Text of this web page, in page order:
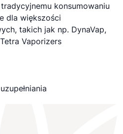
konsumowaniu
dla większości
takich jak np. DynaVap,
Vaporizers